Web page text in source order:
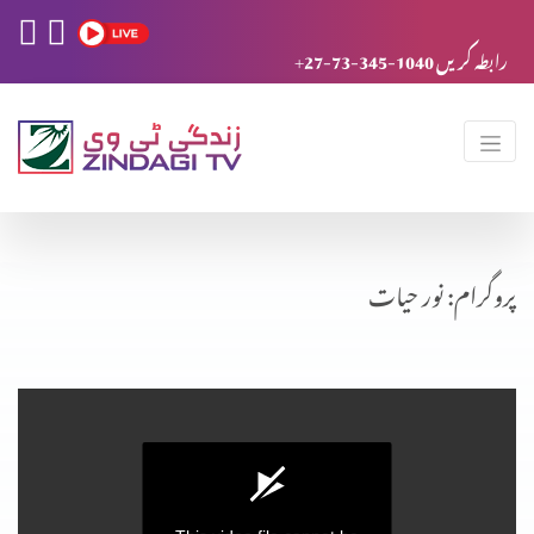
+27-73-345-1040 رابطہ کریں
پروگرام: نور حیات